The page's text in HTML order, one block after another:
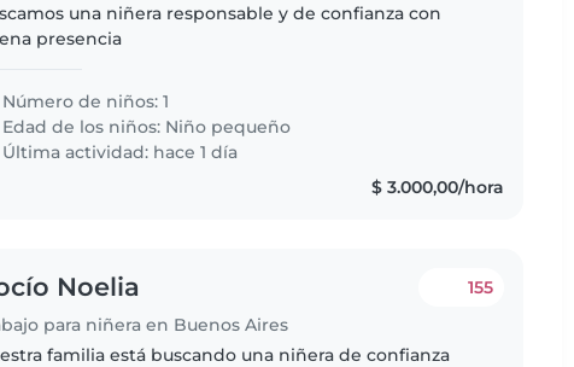
una niñera responsable y de confianza con
presencia
Número de niños: 1
Edad de los niños: Niño pequeño
Última actividad: hace 1 día
$ 3.000,00/hora
Noelia
para niñera en Buenos Aires
155
familia está buscando una niñera de confianza